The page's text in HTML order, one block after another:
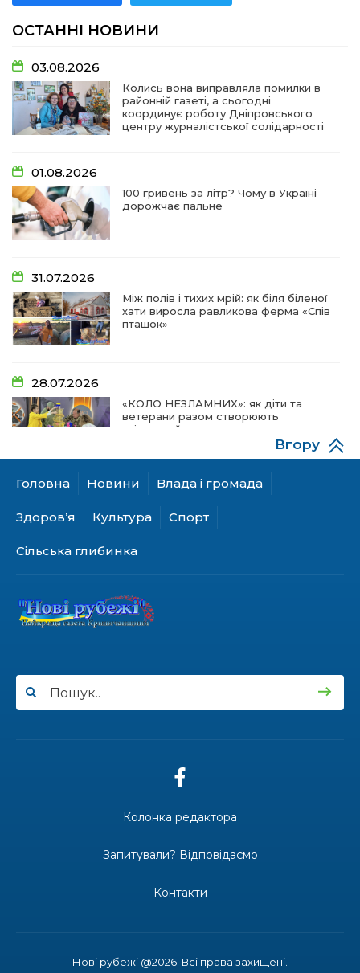
ОСТАННІ НОВИНИ
03.08.2026
Колись вона виправляла помилки в
районній газеті, а сьогодні
координує роботу Дніпровського
центру журналістської солідарності
01.08.2026
100 гривень за літр? Чому в Україні
дорожчає пальне
31.07.2026
Між полів і тихих мрій: як біля біленої
хати виросла равликова ферма «Спів
пташок»
28.07.2026
«КОЛО НЕЗЛАМНИХ»: як діти та
ветерани разом створюють
унікальний телепроєкт
18.07.2026
Криничанської громади за
100-ий день народження відзначила
жителька Первозванівки Олена
16.07.2026
ДОЩІ СТРИМУЮТЬ ЖНИВА
громади мають регулярне
сполучення
Головна Новини Влада і громада
Здоров’я Культура Спорт
Сільська глибинка
Вгору
Нові рубежі @2026. Всі права захищені.
Колонка редактора
Запитували? Відповідаємо
Контакти